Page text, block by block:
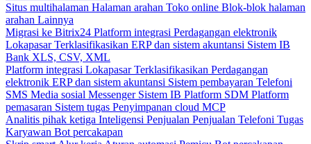
Situs multihalaman Halaman arahan Toko online Blok-blok halaman
arahan Lainnya
Migrasi ke Bitrix24 Platform integrasi Perdagangan elektronik
Lokapasar Terklasifikasikan ERP dan sistem akuntansi Sistem IB
Bank XLS, CSV, XML
Platform integrasi Lokapasar Terklasifikasikan Perdagangan
elektronik ERP dan sistem akuntansi Sistem pembayaran Telefoni
SMS Media sosial Messenger Sistem IB Platform SDM Platform
pemasaran Sistem tugas Penyimpanan cloud MCP
Analitis pihak ketiga Inteligensi Penjualan Penjualan Telefoni Tugas
Karyawan Bot percakapan